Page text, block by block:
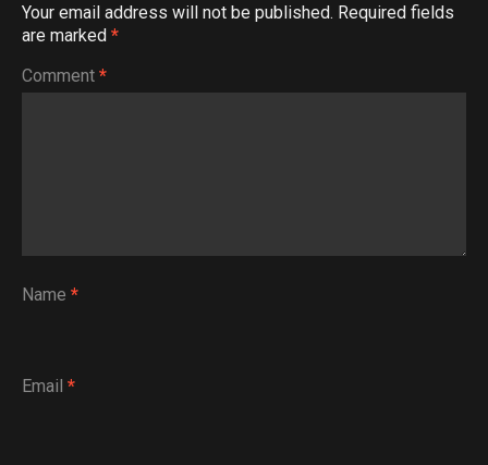
Your email address will not be published. Required fields
are marked *
Comment *
Name *
Email *